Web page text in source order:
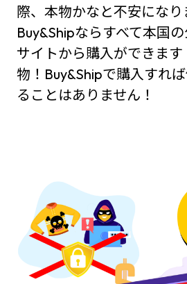
際、本物かなと不安になり
Buy&Shipならすべて本国
サイトから購入ができま
物！Buy&Shipで購入すれ
ることはありません！